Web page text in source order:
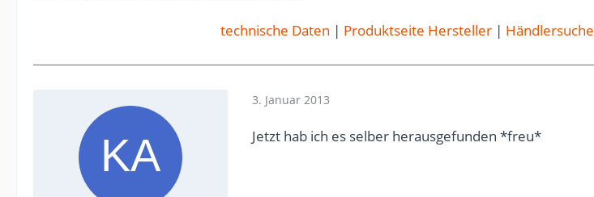
technische Daten | Produktseite Hersteller| Händlersuche
3. Januar 2013
Jetzt hab ich es selber herausgefunden *freu*